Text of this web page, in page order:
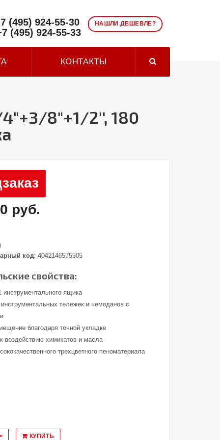
НАШЛИ ДЕШЕВЛЕ?
(495) 924-55-30
(495) 924-55-33
КОНТАКТЫ
8"+1/2'', 180
руб.
код: 4042146575505
свойства:
инструментального ящика
тележек и чемоданов с
благодаря точной укладке
воздействию химикатов и масла
трехцветного пеноматериала
КУПИТЬ